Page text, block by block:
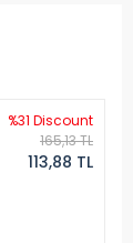
%31 Discount
165,13 TL
113,88 TL